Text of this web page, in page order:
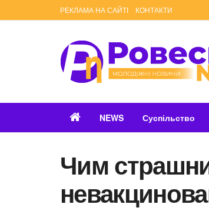
РЕКЛАМА НА САЙТІ КОНТАКТИ
NEWS Суспільство
Чим